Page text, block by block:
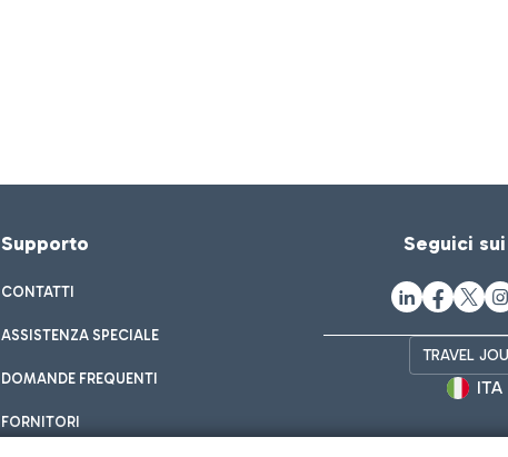
Supporto
CONTATTI
ASSISTENZA SPECIALE
DOMANDE FREQUENTI
FORNITORI
Seguici
TRAVEL
ITA